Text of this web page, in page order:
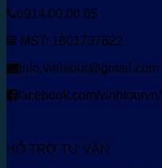
0914.00.00.65
MST: 1801737622
info.vinhtour@gmail.com
facebook.com/vinhtourvn/
HỖ TRỢ TƯ VẤN